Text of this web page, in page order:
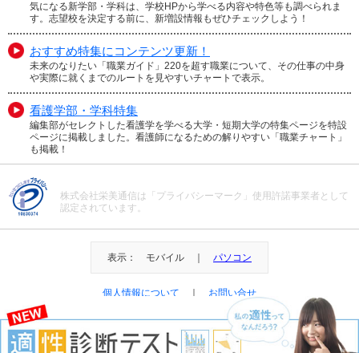
気になる新学部・学科は、学校HPから学べる内容や特色等も調べられま
す。志望校を決定する前に、新増設情報もぜひチェックしよう！
おすすめ特集にコンテンツ更新！
未来のなりたい「職業ガイド」220を超す職業について、その仕事の中身
や実際に就くまでのルートを見やすいチャートで表示。
看護学部・学科特集
編集部がセレクトした看護学を学べる大学・短期大学の特集ページを特設
ページに掲載しました。看護師になるための解りやすい「職業チャート」
も掲載！
株式会社栄美通信は「プライバシーマーク」使用許諾事業者として
認定されています。
表示： モバイル ｜ パソコン
個人情報について お問い合せ
＠Eibi Tsushin All Right Reserved.